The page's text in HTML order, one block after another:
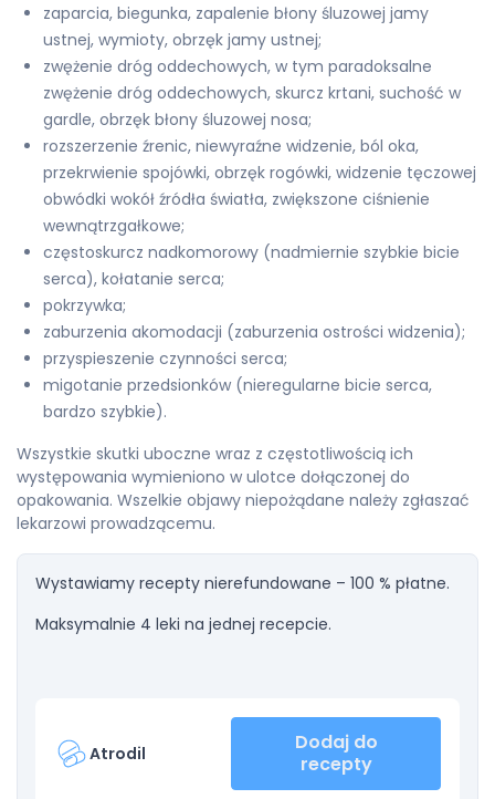
zaparcia, biegunka, zapalenie błony śluzowej jamy
ustnej, wymioty, obrzęk jamy ustnej;
zwężenie dróg oddechowych, w tym paradoksalne
zwężenie dróg oddechowych, skurcz krtani, suchość w
gardle, obrzęk błony śluzowej nosa;
rozszerzenie źrenic, niewyraźne widzenie, ból oka,
przekrwienie spojówki, obrzęk rogówki, widzenie tęczowej
obwódki wokół źródła światła, zwiększone ciśnienie
wewnątrzgałkowe;
częstoskurcz nadkomorowy (nadmiernie szybkie bicie
serca), kołatanie serca;
pokrzywka;
zaburzenia akomodacji (zaburzenia ostrości widzenia);
przyspieszenie czynności serca;
migotanie przedsionków (nieregularne bicie serca,
bardzo szybkie).
Wszystkie skutki uboczne wraz z częstotliwością ich
występowania wymieniono w ulotce dołączonej do
opakowania. Wszelkie objawy niepożądane należy zgłaszać
lekarzowi prowadzącemu.
Wystawiamy recepty nierefundowane – 100 % płatne.
Maksymalnie 4 leki na jednej recepcie.
Atrodil
Dodaj do
recepty